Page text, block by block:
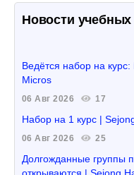
Новости учебных
Ведётся набор на
Micros
06 Авг 2026 17
Набор на 1 курс |
06 Авг 2026 25
Долгожданные группы
открываются | Sejong